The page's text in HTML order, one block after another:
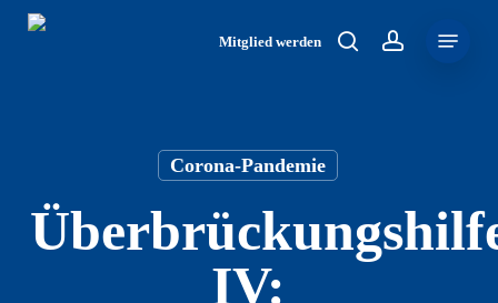
Skip
Mitglied werden searchaccount
Corona-Pandemie
IV: